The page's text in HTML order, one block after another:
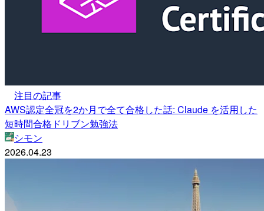
注目の記事
AWS認定全冠を2か月で全て合格した話: Claude を活用した
短時間合格ドリブン勉強法
シモン
2026.04.23